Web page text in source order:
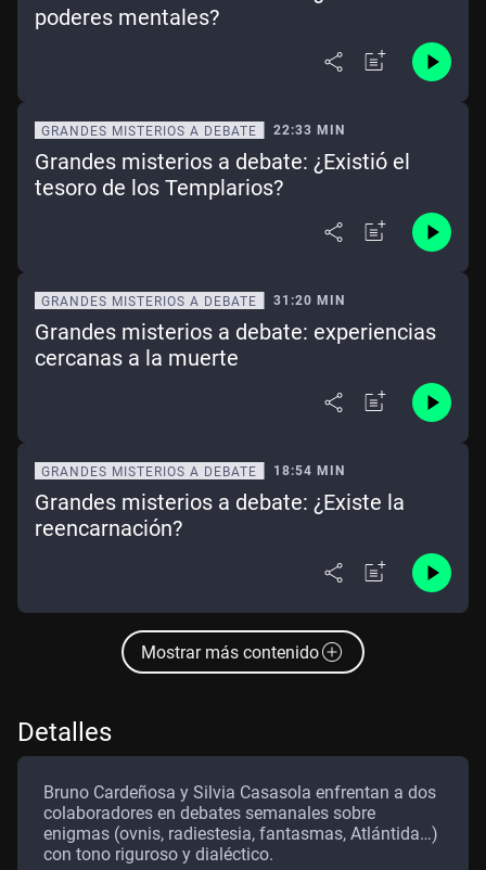
poderes mentales?
GRANDES MISTERIOS A DEBATE 22:33 MIN
Grandes misterios a debate: ¿Existió el
tesoro de los Templarios?
GRANDES MISTERIOS A DEBATE 31:20 MIN
Grandes misterios a debate: experiencias
cercanas a la muerte
GRANDES MISTERIOS A DEBATE 18:54 MIN
Grandes misterios a debate: ¿Existe la
reencarnación?
Mostrar más contenido
Detalles
Bruno Cardeñosa y Silvia Casasola enfrentan a dos
colaboradores en debates semanales sobre
enigmas (ovnis, radiestesia, fantasmas, Atlántida…)
con tono riguroso y dialéctico.